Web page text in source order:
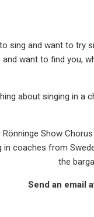
sing and want to try
want to find you,
about singing in a
Rönninge Show
in coaches from
the
Send an email